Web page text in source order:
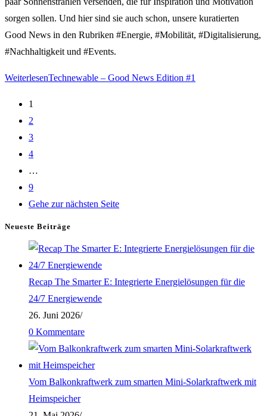
sorgen sollen. Und hier sind sie auch schon, unsere kuratierten
Good News in den Rubriken #Energie, #Mobilität, #Digitalisierung,
#Nachhaltigkeit und #Events.
WeiterlesenTechnewable – Good News Edition #1
1
2
3
4
…
9
Gehe zur nächsten Seite
Neueste Beiträge
Recap The Smarter E: Integrierte Energielösungen für die
24/7 Energiewende
26. Juni 2026/
0 Kommentare
Vom Balkonkraftwerk zum smarten Mini-Solarkraftwerk mit
Heimspeicher